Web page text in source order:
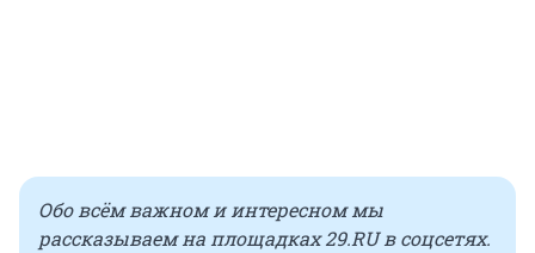
Обо всём важном и интересном мы
рассказываем на площадках 29.RU в соцсетях.